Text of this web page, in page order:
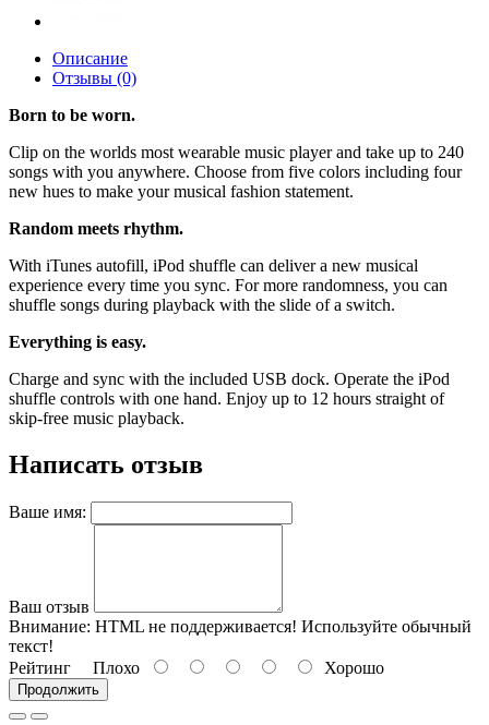
Описание
Отзывы (0)
Born to be worn.
Clip on the worlds most wearable music player and take up to 240
songs with you anywhere. Choose from five colors including four
new hues to make your musical fashion statement.
Random meets rhythm.
With iTunes autofill, iPod shuffle can deliver a new musical
experience every time you sync. For more randomness, you can
shuffle songs during playback with the slide of a switch.
Everything is easy.
Charge and sync with the included USB dock. Operate the iPod
shuffle controls with one hand. Enjoy up to 12 hours straight of
skip-free music playback.
Написать отзыв
Ваше имя:
Ваш отзыв
Внимание: HTML не поддерживается! Используйте обычный
текст!
Рейтинг Плохо Хорошо
Продолжить